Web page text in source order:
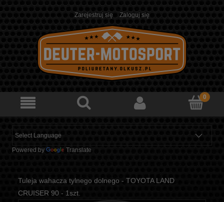
Zarejestruj się Zaloguj się
Powered by Translate
Tuleja wahacza tylnego dolnego - TOYOTA LAND
CRUISER 90 - 1szt.